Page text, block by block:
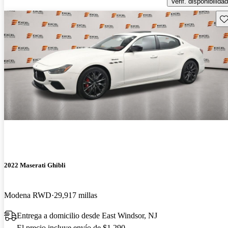
2022 Maserati Ghibli
Modena RWD 29,917 millas
Entrega a domicilio desde East Windsor, NJ